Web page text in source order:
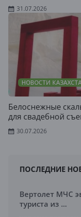
31.07.2026
НОВОСТИ
Белоснежные
для свадебной
30.07.2026
ПОСЛЕДНИЕ
Вертолет МЧС
туриста из ...